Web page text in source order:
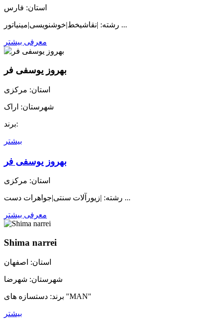
استان: فارس
رشته: |نقاشیخط|خوشنویسی|مینیاتور ...
معرفی بیشتر
بهروز یوسفی فر
استان: مرکزی
شهرستان: اراک
برند:
بیشتر
بهروز یوسفی فر
استان: مرکزی
رشته: |زیورآلات سنتی|جواهرات دست ...
معرفی بیشتر
Shima narrei
استان: اصفهان
شهرستان: شهرضا
برند: دستسازه های "MAN"
بیشتر